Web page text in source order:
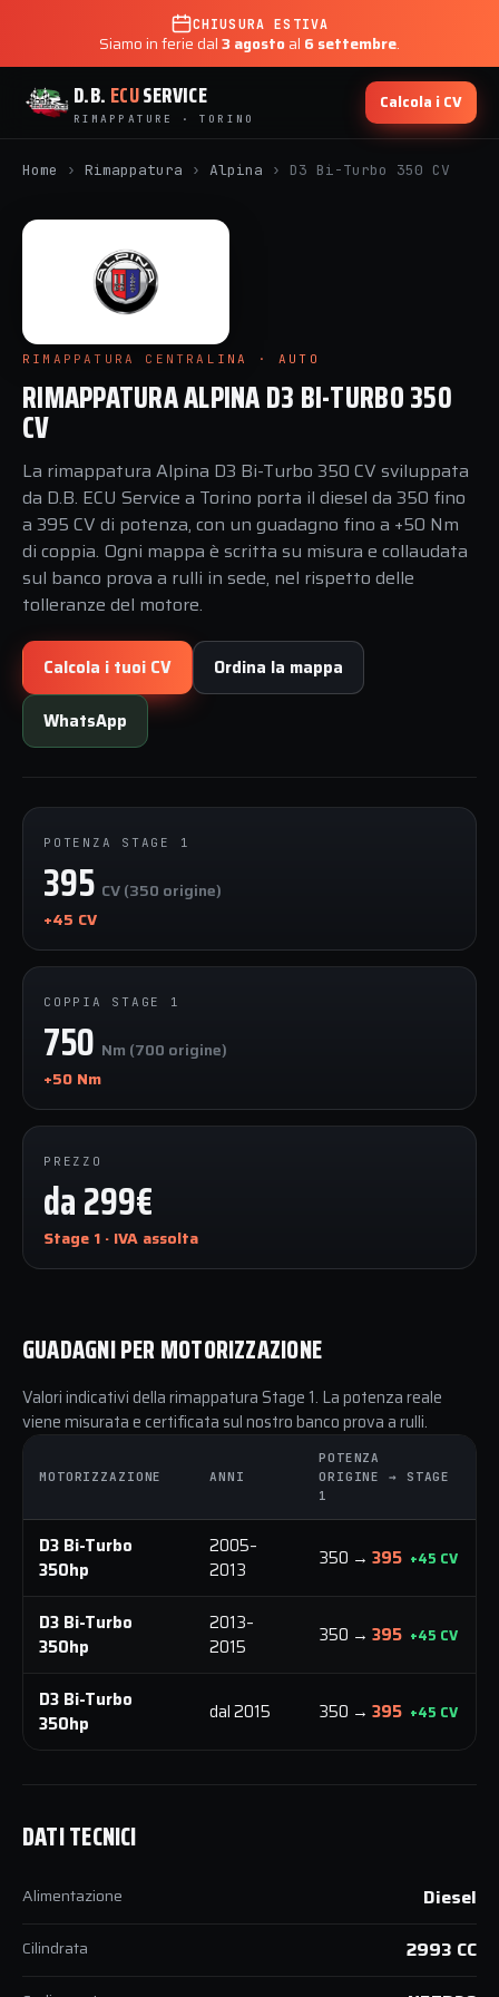
CHIUSURA ESTIVA
Siamo in ferie dal3 agostoal 6 settembre.
D.B. ECUSERVICE
RIMAPPATURE · TORINO
Calcola i CV
Home › Rimappatura › Alpina › D3 Bi-Turbo 350 CV
RIMAPPATURA CENTRALINA · AUTO
RIMAPPATURA ALPINA D3 BI-TURBO 350
CV
La rimappatura Alpina D3 Bi-Turbo 350 CV sviluppata
da D.B. ECU Service a Torino porta il diesel da 350 fino
a 395 CV di potenza, con un guadagno fino a +50 Nm
di coppia. Ogni mappa è scritta su misura e collaudata
sul banco prova a rulli in sede, nel rispetto delle
tolleranze del motore.
Calcola i tuoi CV Ordina la mappa
WhatsApp
POTENZA STAGE 1
395 CV (350 origine)
+45 CV
COPPIA STAGE 1
750 Nm (700 origine)
+50 Nm
PREZZO
da 299€
Stage 1 · IVA assolta
GUADAGNI PER MOTORIZZAZIONE
Valori indicativi della rimappatura Stage 1. La potenza reale
viene misurata e certificata sul nostro banco prova a rulli.
MOTORIZZAZIONE ANNI
POTENZA
ORIGINE → STAGE
1
D3 Bi-Turbo
350hp
2005–
2013
350 → 395 +45 CV
D3 Bi-Turbo
350hp
2013–
2015
350 → 395 +45 CV
D3 Bi-Turbo
350hp
dal 2015 350 → 395 +45 CV
DATI TECNICI
Alimentazione Diesel
Cilindrata 2993 CC